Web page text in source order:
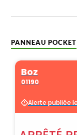
PANNEAU POCKET